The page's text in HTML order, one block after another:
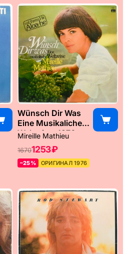
Wünsch Dir Was
Eine Musikaliche
Weltreise, 1976
Mireille Mathieu
16701253 ₽
–25% ОРИГИНАЛ 1976